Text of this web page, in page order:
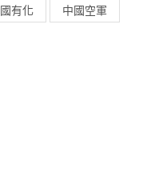
國有化
中國空軍